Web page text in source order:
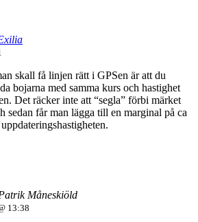
skall få linjen rätt i GPSen är att du
bojarna med samma kurs och hastighet
Det räcker inte att “segla” förbi märket
sedan får man lägga till en marginal på ca
Måneskiöld
13:38